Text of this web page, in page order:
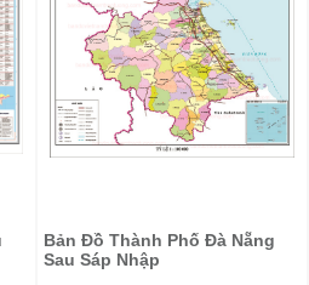
Tỉnh Khánh Hòa Mới Nhất Sau
Bản Đồ Thành Phố Đà Nẵng
Sau Sáp Nhập